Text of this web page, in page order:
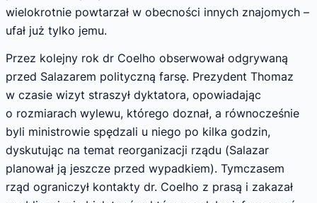
wielokrotnie powtarzał w obecności innych znajomych –
ufał już tylko jemu.
Przez kolejny rok dr Coelho obserwował odgrywaną
przed Salazarem polityczną farsę. Prezydent Thomaz
w czasie wizyt straszył dyktatora, opowiadając
o rozmiarach wylewu, którego doznał, a równocześnie
byli ministrowie spędzali u niego po kilka godzin,
dyskutując na temat reorganizacji rządu (Salazar
planował ją jeszcze przed wypadkiem). Tymczasem
rząd ograniczył kontakty dr. Coelho z prasą i zakazał